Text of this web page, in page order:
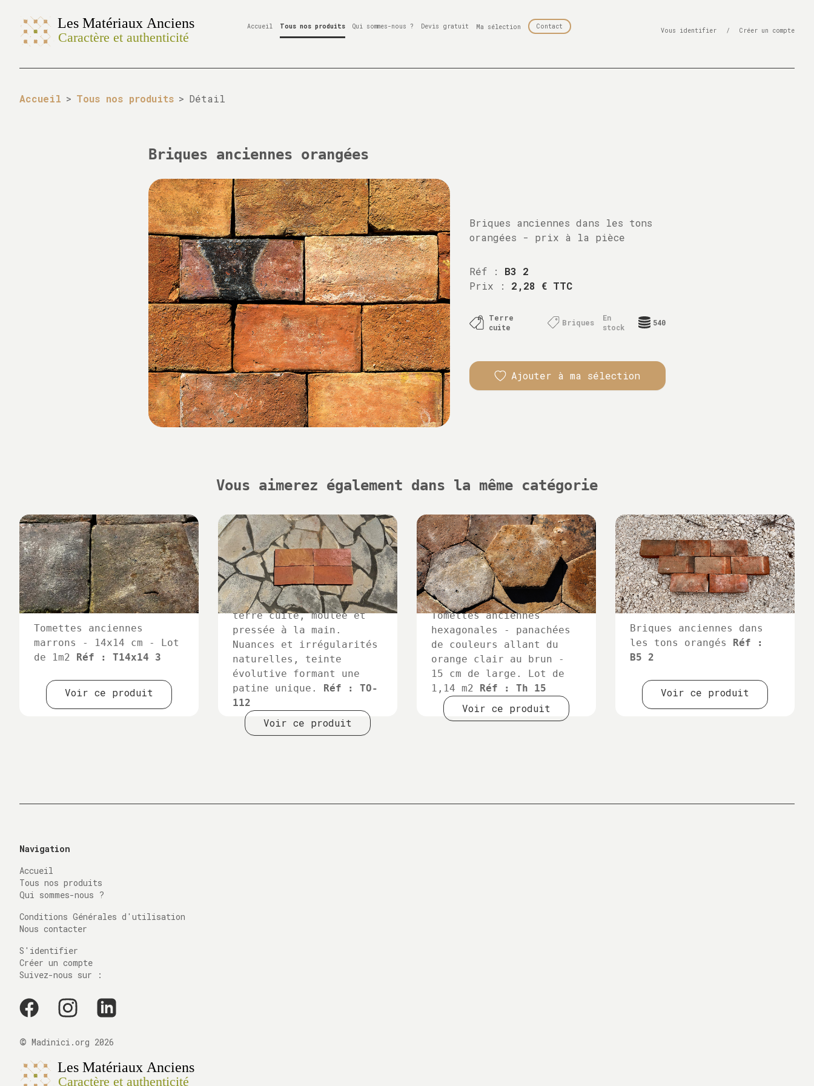
Accueil Tous nos produits Qui sommes-nous ? Devis gratuit Ma sélection Contact Vous identifier / Créer un compte
Accueil > Tous nos produits > Détail
Briques anciennes orangées
Briques anciennes dans les tons
orangées - prix à la pièce
Réf : B3 2
Prix : 2,28 € TTC
Terre
cuite
Briques
En
stock
540
Ajouter à ma sélection
Vous aimerez également dans la même catégorie
Tomettes anciennes
marrons - 14x14 cm - Lot
de 1m2 Réf : T14x14 3
Voir ce produit
Tomette artisanale en
terre cuite, moulée et
pressée à la main.
Nuances et irrégularités
naturelles, teinte
évolutive formant une
patine unique.
Réf : TO-
112
Voir ce produit
Tomettes anciennes
hexagonales - panachées
de couleurs allant du
orange clair au brun -
15 cm de large. Lot de
1,14 m2
Réf : Th 15
Voir ce produit
Briques anciennes dans
les tons orangés Réf :
B5 2
Voir ce produit
Navigation
Accueil
Tous nos produits
Qui sommes-nous ?
Conditions Générales d'utilisation
Nous contacter
S'identifier
Créer un compte
Suivez-nous sur :
© Madinici.org 2026